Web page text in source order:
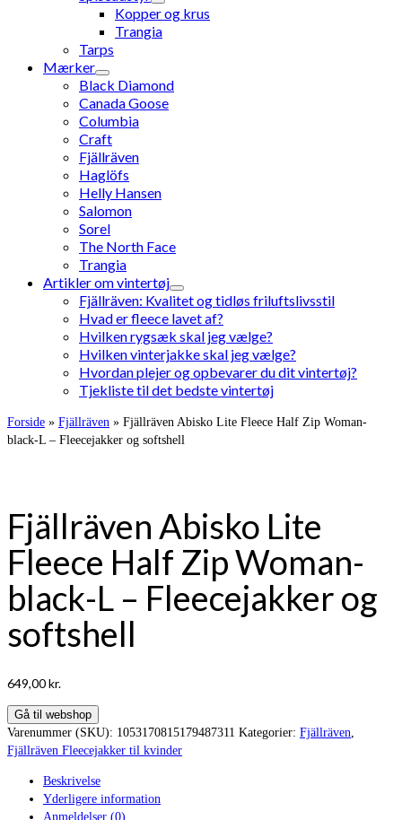
Kopper og krus
Trangia
Tarps
Mærker
Black Diamond
Canada Goose
Columbia
Craft
Fjällräven
Haglöfs
Helly Hansen
Salomon
Sorel
The North Face
Trangia
Artikler om vintertøj
Fjällräven: Kvalitet og tidløs friluftslivsstil
Hvad er fleece lavet af?
Hvilken rygsæk skal jeg vælge?
Hvilken vinterjakke skal jeg vælge?
Hvordan plejer og opbevarer du dit vintertøj?
Tjekliste til det bedste vintertøj
Forside » Fjällräven » Fjällräven Abisko Lite Fleece Half Zip Woman-
black-L – Fleecejakker og softshell
Fjällräven Abisko Lite
Fleece Half Zip Woman-
black-L – Fleecejakker og
softshell
649,00kr.
Gå til webshop
Varenummer (SKU): 1053170815179487311 Kategorier: Fjällräven
Fjällräven Fleecejakker til kvinder
Beskrivelse
Yderligere information
Anmeldelser (0)